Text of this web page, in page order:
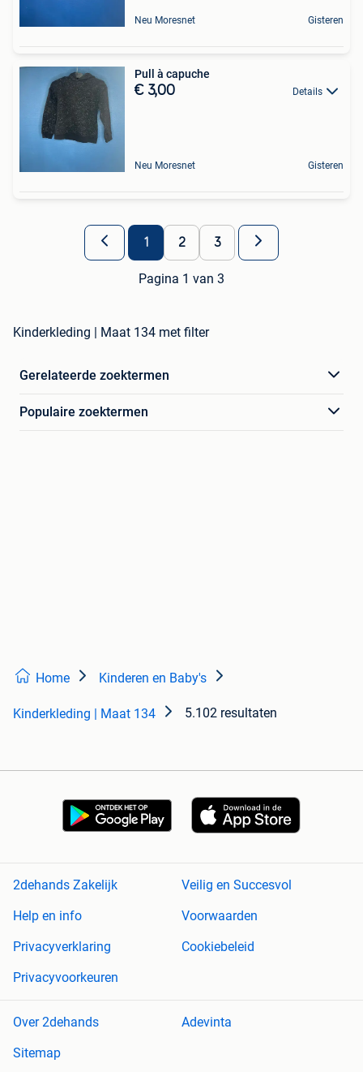
Neu Moresnet Gisteren
Pull à capuche
€ 3,00 Details
Neu Moresnet Gisteren
1 2 3
Pagina 1 van 3
Kinderkleding | Maat 134 met filter
Gerelateerde zoektermen
Populaire zoektermen
Home Kinderen en Baby's
Kinderkleding | Maat 134 5.102 resultaten
2dehands Zakelijk
Veilig en Succesvol
Help en info
Voorwaarden
Privacyverklaring
Cookiebeleid
Privacyvoorkeuren
Over 2dehands
Adevinta
Sitemap